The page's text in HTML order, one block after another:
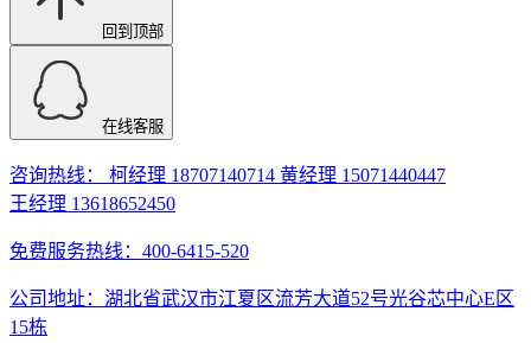
回到顶部
在线客服
咨询热线： 柯经理 18707140714 黄经理 15071440447
王经理 13618652450
免费服务热线：400-6415-520
公司地址：湖北省武汉市江夏区流芳大道52号光谷芯中心E区
15栋